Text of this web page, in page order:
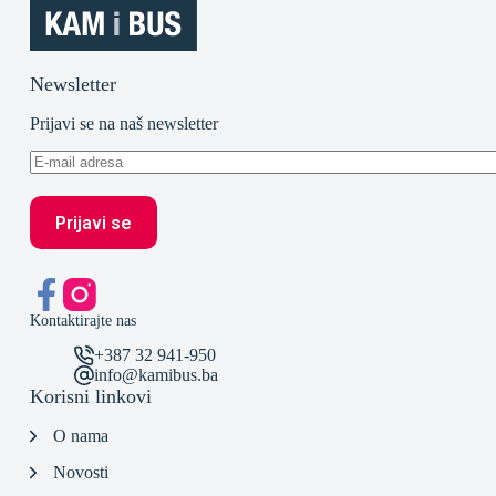
Kontaktirajte nas
+387 32 941-950
info@kamibus.ba
Korisni linkovi
O nama
Novosti
Newsletter
Prijavi se na naš newsletter